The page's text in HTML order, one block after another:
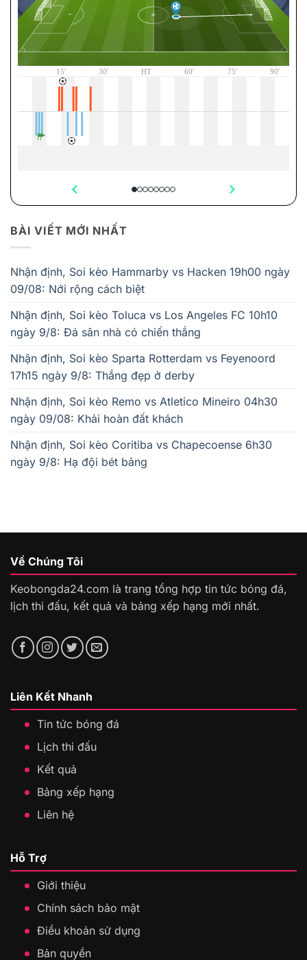
BÀI VIẾT MỚI NHẤT
Nhận định, Soi kèo Hammarby vs Hacken 19h00 ngày
09/08: Nới rộng cách biệt
Nhận định, Soi kèo Toluca vs Los Angeles FC 10h10
ngày 9/8: Đá sân nhà có chiến thắng
Nhận định, Soi kèo Sparta Rotterdam vs Feyenoord
17h15 ngày 9/8: Thắng đẹp ở derby
Nhận định, Soi kèo Remo vs Atletico Mineiro 04h30
ngày 09/08: Khải hoàn đất khách
Nhận định, Soi kèo Coritiba vs Chapecoense 6h30
ngày 9/8: Hạ đội bét bảng
Về Chúng Tôi
Keobongda24.com là trang tổng hợp tin tức bóng đá,
lịch thi đấu, kết quả và bảng xếp hạng mới nhất.
Liên Kết Nhanh
Tin tức bóng đá
Lịch thi đấu
Kết quả
Bảng xếp hạng
Liên hệ
Hỗ Trợ
Giới thiệu
Chính sách bảo mật
Điều khoản sử dụng
Bản quyền